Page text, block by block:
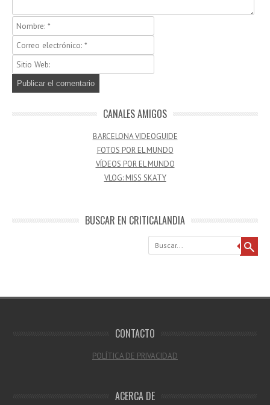
CANALES AMIGOS
BARCELONA VIDEOGUIDE
FOTOS POR EL MUNDO
VÍDEOS POR EL MUNDO
VLOG: MISS SKATY
BUSCAR EN CRITICALANDIA
Buscar
CONTACTO
POLÍTICA DE PRIVACIDAD
ACERCA DE